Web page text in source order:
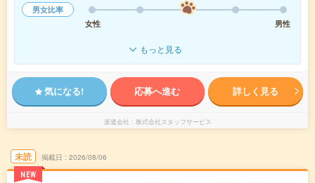
男女比率
女性
男性
もっと見る
気になる! 応募へ進む 詳しく見る
派遣会社 株式会社スタッフサービス
未読
NEW
掲載日 2026/08/06